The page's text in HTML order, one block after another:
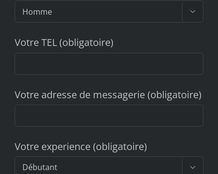

Votre TEL (obligatoire)
Votre adresse de messagerie (obligatoire)
Votre experience (obligatoire)
